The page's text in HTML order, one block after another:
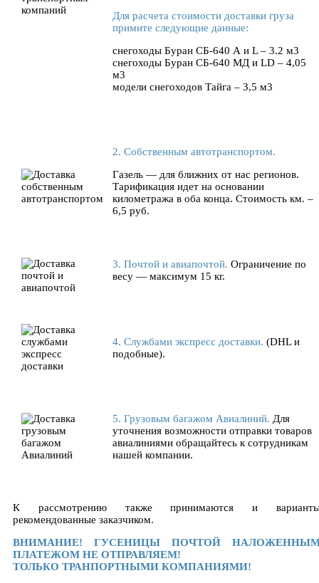
Для расчета стоимости доставки груза
примите следующие данные:
снегоходы Буран СБ-640 А и L – 3.2 м3
снегоходы Буран СБ-640 МД и LD – 4,05
м3
модели снегоходов Тайга – 3,5 м3
2. Собственным автотранспортом.
Газель — для ближних от нас регионов.
Тарификация идет на основании
километража в оба конца. Стоимость км. –
6,5 руб.
3. Почтой и авиапочтой. Ограничение по
весу — максимум 15 кг.
4. Службами экспресс доставки. (DHL и
подобные).
5. Грузовым багажом Авиалиний. Для
уточнения возможности отправки товаров
авиалиниями обращайтесь к сотрудникам
нашей компании.
К рассмотрению также принимаются и
рекомендованные заказчиком.
ВНИМАНИЕ! ГУСЕНИЦЫ ПОЧТОЙ
ПЛАТЕЖОМ НЕ ОТПРАВЛЯЕМ!
ТОЛЬКО ТРАНПОРТНЫМИ КОМПАНИЯМИ!